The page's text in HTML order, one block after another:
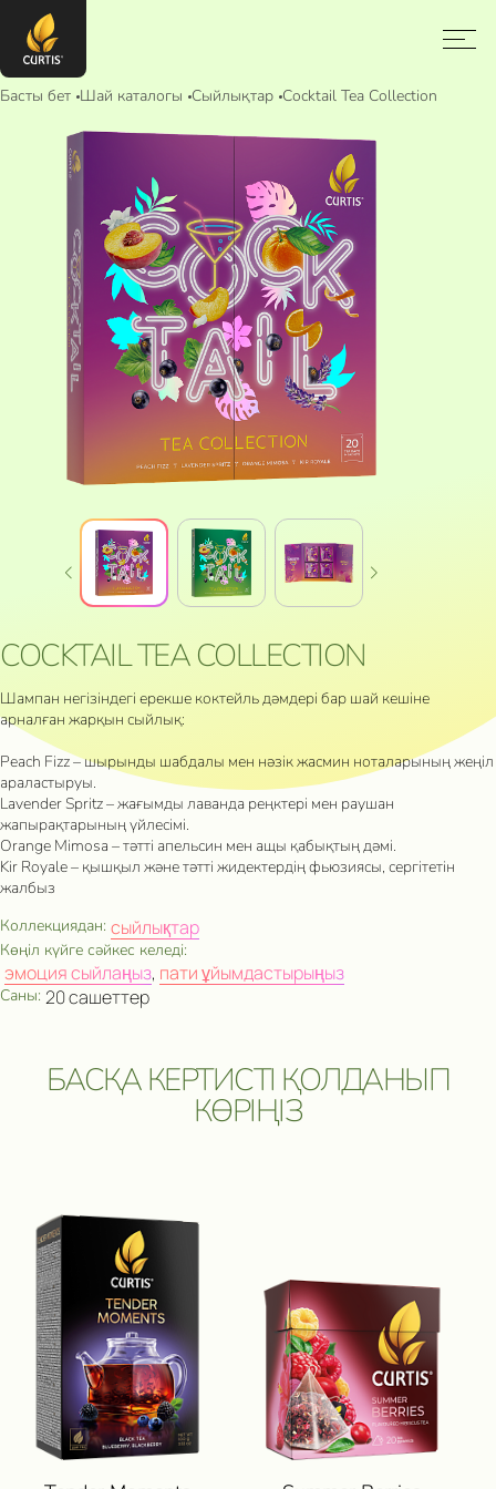
Басты бет Шай каталогы Сыйлықтар Cocktail Tea Collection
COCKTAIL TEA COLLECTION
Шампан негізіндегі ерекше коктейль дәмдері бар шай кешіне
арналған жарқын сыйлық:
Peach Fizz – шырынды шабдалы мен нәзік жасмин ноталарының жеңіл
араластыруы.
Lavender Spritz – жағымды лаванда реңктері мен раушан
жапырақтарының үйлесімі.
Orange Mimosa – тәтті апельсин мен ащы қабықтың дәмі.
Kir Royale – қышқыл және тәтті жидектердің фьюзиясы, сергітетін
жалбыз
Коллекциядан: сыйлықтар
Көңіл күйге сәйкес келеді:
эмоция сыйлаңыз, пати ұйымдастырыңыз
Саны: 20 сашеттер
БАСҚА КЕРТИСТІ ҚОЛДАНЫП
КӨРІҢІЗ
ПОЛУЧИ ВОЗМОЖНОСТЬ
ПУТЕШЕСТВИЕ
И ДРУГИЕ ЦЕННЫЕ